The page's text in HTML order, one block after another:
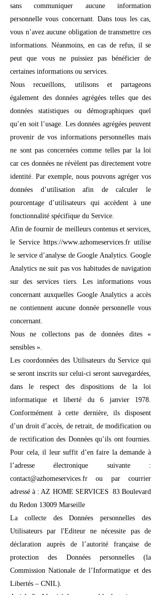
sans communiquer aucune information
personnelle vous concernant. Dans tous les cas,
vous n’avez aucune obligation de transmettre ces
informations. Néanmoins, en cas de refus, il se
peut que vous ne puissiez pas bénéficier de
certaines informations ou services.
Nous recueillons, utilisons et partageons
également des données agrégées telles que des
données statistiques ou démographiques quel
qu’en soit l’usage. Les données agrégées peuvent
provenir de vos informations personnelles mais
ne sont pas concernées comme telles par la loi
car ces données ne révèlent pas directement votre
identité. Par exemple, nous pouvons agréger vos
données d’utilisation afin de calculer le
pourcentage d’utilisateurs qui accèdent à une
fonctionnalité spécifique du Service.
Afin de fournir de meilleurs contenus et services,
le Service https://www.azhomeservices.fr utilise
le service d’analyse de Google Analytics. Google
Analytics ne suit pas vos habitudes de navigation
sur des services tiers. Les informations vous
concernant auxquelles Google Analytics a accès
ne contiennent aucune donnée personnelle vous
concernant.
Nous ne collectons pas de données dites «
sensibles ».
Les coordonnées des Utilisateurs du Service qui
se seront inscrits sur celui-ci seront sauvegardées,
dans le respect des dispositions de la loi
informatique et liberté du 6 janvier 1978.
Conformément à cette dernière, ils disposent
d’un droit d’accès, de retrait, de modification ou
de rectification des Données qu’ils ont fournies.
Pour cela, il leur suffit d’en faire la demande à
l’adresse électronique suivante :
contact@azhomeservices.fr ou par courrier
adressé à : AZ HOME SERVICES 83 Boulevard
du Redon 13009 Marseille
La collecte des Données personnelles des
Utilisateurs par l'Editeur ne nécessite pas de
déclaration auprès de l’autorité française de
protection des Données personnelles (la
Commission Nationale de l’Informatique et des
Libertés – CNIL).